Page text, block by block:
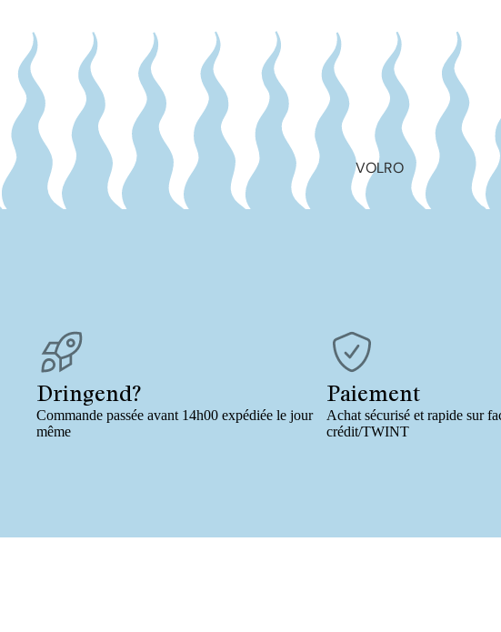
VOLRO
Dringend?
Commande passée avant 14h00 expédiée le jour
même
Paiement
Achat sécurisé et rapide sur
crédit/TWINT